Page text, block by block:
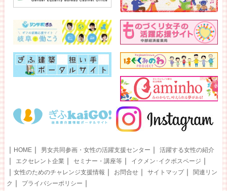
｜ HOME ｜ 男女共同参画・女性の活躍支援センター ｜ 活躍する女性の紹介
｜ エクセレント企業 ｜ セミナー・講座等 ｜ イクメン･イクボスページ ｜
｜女性のためのチャレンジ支援情報 ｜ お問合せ ｜ サイトマップ｜
関連リン
ク ｜ プライバシーポリシー ｜